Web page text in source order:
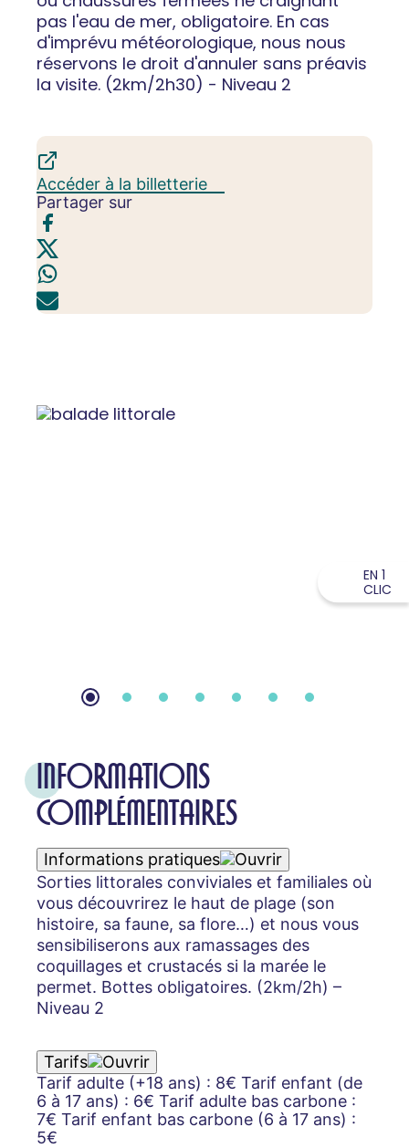
pas l'eau de mer, obligatoire. En cas
d'imprévu météorologique, nous nous
réservons le droit d'annuler sans préavis
la visite. (2km/2h30) - Niveau 2
Accéder à la billetterie
Partager sur
INFORMATIONS
COMPLÉMENTAIRES
Informations pratiques
Sorties littorales conviviales et familiales où
vous découvrirez le haut de plage (son
histoire, sa faune, sa flore…) et nous vous
sensibiliserons aux ramassages des
coquillages et crustacés si la marée le
permet. Bottes obligatoires. (2km/2h) –
Niveau 2
Tarifs
Tarif adulte (+18 ans) : 8€ Tarif enfant (de
6 à 17 ans) : 6€ Tarif adulte bas carbone :
7€ Tarif enfant bas carbone (6 à 17 ans) :
5€
EN 1
CLIC